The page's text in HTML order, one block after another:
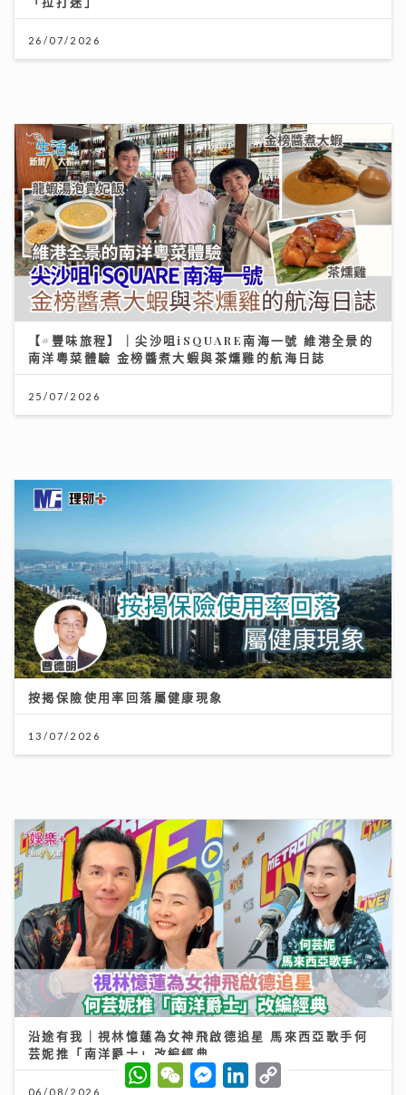
13/07/2026
沿途有我｜視林憶蓮為女神飛啟德追星 馬來西亞歌手何
芸妮推「南洋爵士」改編經典
沿途有我｜歐陽德勛、陳德彰「同屆新秀」重聚 陳德彰
爆黃耀光曾邀重組Raidas 大讚晚安莉莉主音Sinnie及
黃淑蔓
2026年上半年樓按市場回顧
20/07/2026
W
h
W
e
M
e
L
C